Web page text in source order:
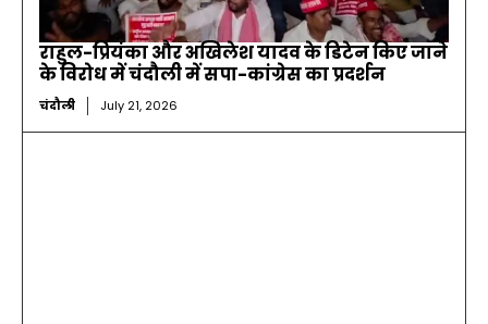
राहुल-प्रियंका और अखिलेश यादव के डिटेन किए जाने
के विरोध में चंदौली में सपा-कांग्रेस का प्रदर्शन
चंदौली July 21, 2026